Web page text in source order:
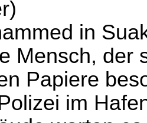
in
Mensch, der
Papiere
im